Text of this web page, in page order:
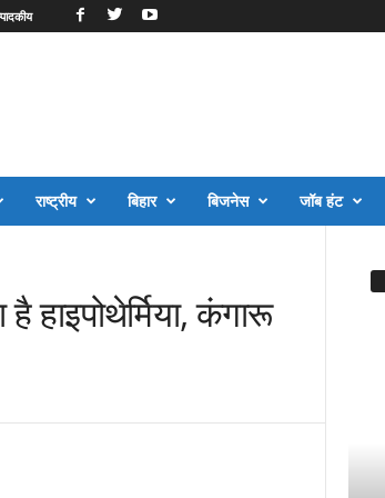
राष्ट्रीय बिहार बिजनेस जॉब हंट
हाइपोथेर्मिया, कंगारू